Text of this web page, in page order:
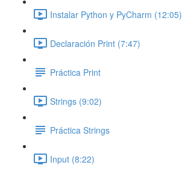
Instalar Python y PyCharm (12:05)
Declaración Print (7:47)
Práctica Print
Strings (9:02)
Práctica Strings
Input (8:22)